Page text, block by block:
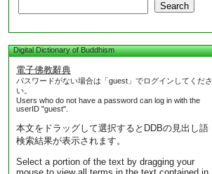
Search
Digital Dictionary of Buddhism
電子佛教辭典
パスワードがない場合は「guest」でログインしてくださ
い。
Users who do not have a password can log in with the
userID "guest".
本文をドラッグして選択するとDDBの見出し語
検索結果が表示されます。
Select a portion of the text by dragging your